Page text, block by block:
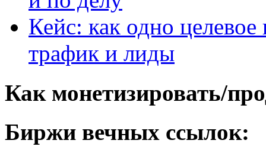
Кейс: как одно
трафик и лиды
Как монетизировать/
Биржи вечных ссылок: